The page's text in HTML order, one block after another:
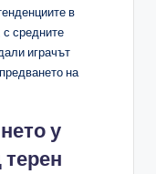
в
с средните
играчът
на
у